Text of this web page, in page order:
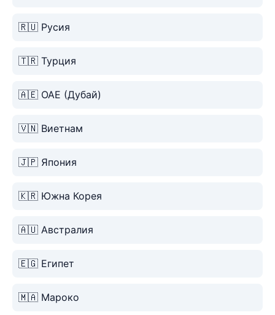
🇷🇺 Русия
🇹🇷 Турция
🇦🇪 ОАЕ (Дубай)
🇻🇳 Виетнам
🇯🇵 Япония
🇰🇷 Южна Корея
🇦🇺 Австралия
🇪🇬 Египет
🇲🇦 Мароко